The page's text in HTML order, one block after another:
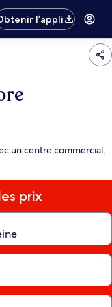
l’appli
un centre commercial,
prix